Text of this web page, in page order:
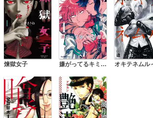
煉獄女子 嫌がってるキミが好き